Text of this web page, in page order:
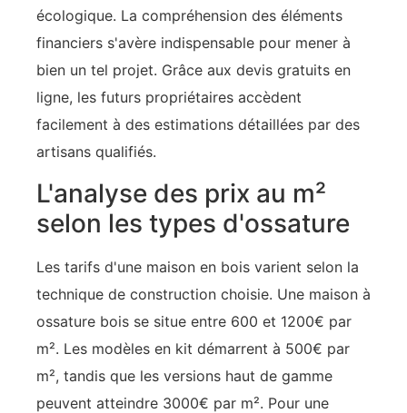
écologique. La compréhension des éléments
financiers s'avère indispensable pour mener à
bien un tel projet. Grâce aux devis gratuits en
ligne, les futurs propriétaires accèdent
facilement à des estimations détaillées par des
artisans qualifiés.
L'analyse des prix au m²
selon les types d'ossature
Les tarifs d'une maison en bois varient selon la
technique de construction choisie. Une maison à
ossature bois se situe entre 600 et 1200€ par
m². Les modèles en kit démarrent à 500€ par
m², tandis que les versions haut de gamme
peuvent atteindre 3000€ par m². Pour une